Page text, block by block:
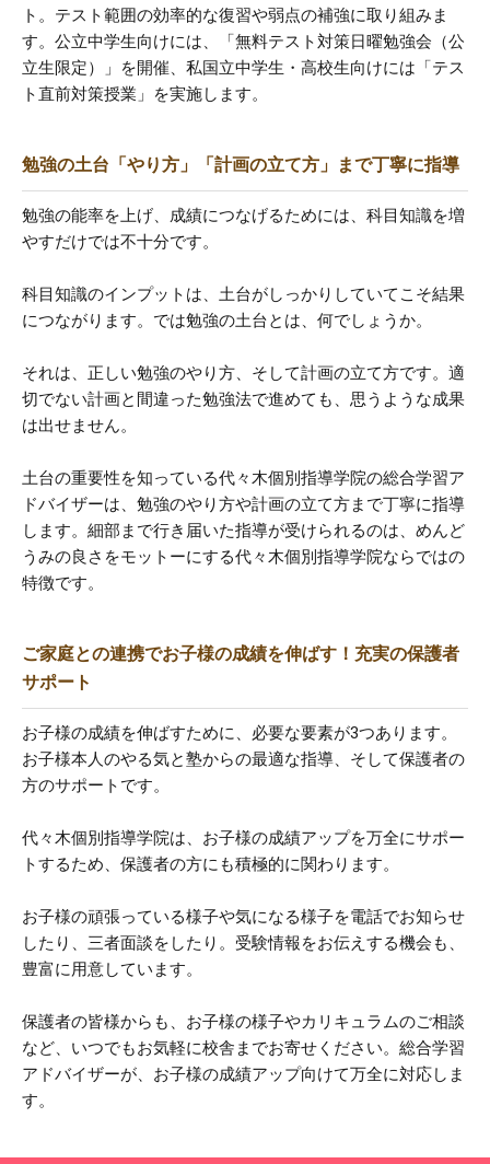
ト。テスト範囲の効率的な復習や弱点の補強に取り組みま
す。公立中学生向けには、「無料テスト対策日曜勉強会（公
立生限定）」を開催、私国立中学生・高校生向けには「テス
ト直前対策授業」を実施します。
勉強の土台「やり方」「計画の立て方」まで丁寧に指導
勉強の能率を上げ、成績につなげるためには、科目知識を増
やすだけでは不十分です。
科目知識のインプットは、土台がしっかりしていてこそ結果
につながります。では勉強の土台とは、何でしょうか。
それは、正しい勉強のやり方、そして計画の立て方です。適
切でない計画と間違った勉強法で進めても、思うような成果
は出せません。
土台の重要性を知っている代々木個別指導学院の総合学習ア
ドバイザーは、勉強のやり方や計画の立て方まで丁寧に指導
します。細部まで行き届いた指導が受けられるのは、めんど
うみの良さをモットーにする代々木個別指導学院ならではの
特徴です。
ご家庭との連携でお子様の成績を伸ばす！充実の保護者
サポート
お子様の成績を伸ばすために、必要な要素が3つあります。
お子様本人のやる気と塾からの最適な指導、そして保護者の
方のサポートです。
代々木個別指導学院は、お子様の成績アップを万全にサポー
トするため、保護者の方にも積極的に関わります。
お子様の頑張っている様子や気になる様子を電話でお知らせ
したり、三者面談をしたり。受験情報をお伝えする機会も、
豊富に用意しています。
保護者の皆様からも、お子様の様子やカリキュラムのご相談
など、いつでもお気軽に校舎までお寄せください。総合学習
アドバイザーが、お子様の成績アップ向けて万全に対応しま
す。